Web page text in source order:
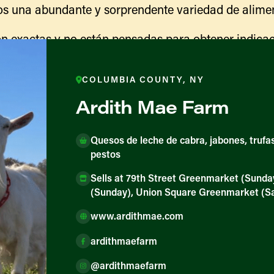
una abundante y sorprendente variedad de
exactas y no están pensadas para obtener
para obtener información sobre las
indicaciones para llegar.
y productores
COLUMBIA COUNTY, NY
Ardith Mae Farm
Quesos de leche de cabra, jabones,
pestos
Sells at 79th Street Greenmarket
(Sunday), Union Square Greenmarket
www.ardithmae.com
ardithmaefarm
@ardithmaefarm